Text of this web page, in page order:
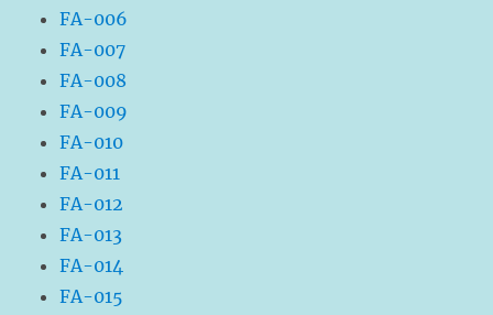
FA-006
FA-007
FA-008
FA-009
FA-010
FA-011
FA-012
FA-013
FA-014
FA-015